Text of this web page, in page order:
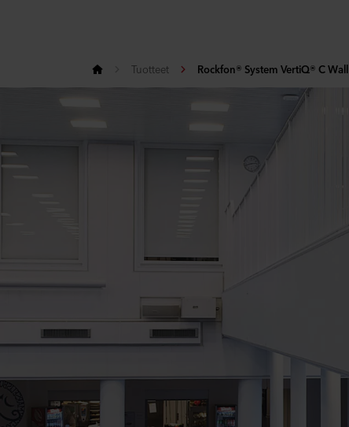
Tuotteet Rockfon® System VertiQ® C Wall